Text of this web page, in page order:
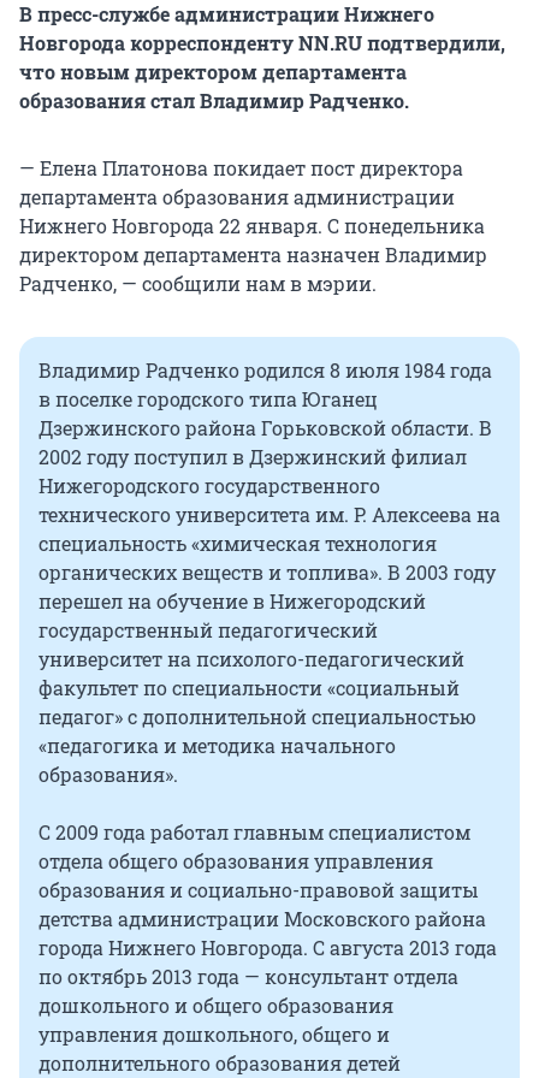
В пресс-службе администрации Нижнего
Новгорода корреспонденту NN.RU подтвердили,
что новым директором департамента
образования стал Владимир Радченко.
— Елена Платонова покидает пост директора
департамента образования администрации
Нижнего Новгорода 22 января. С понедельника
директором департамента назначен Владимир
Радченко, — сообщили нам в мэрии.
Владимир Радченко родился 8 июля 1984 года
в поселке городского типа Юганец
Дзержинского района Горьковской области. В
2002 году поступил в Дзержинский филиал
Нижегородского государственного
технического университета им. Р. Алексеева на
специальность «химическая технология
органических веществ и топлива». В 2003 году
перешел на обучение в Нижегородский
государственный педагогический
университет на психолого-педагогический
факультет по специальности «социальный
педагог» с дополнительной специальностью
«педагогика и методика начального
образования».
С 2009 года работал главным специалистом
отдела общего образования управления
образования и социально-правовой защиты
детства администрации Московского района
города Нижнего Новгорода. С августа 2013 года
по октябрь 2013 года — консультант отдела
дошкольного и общего образования
управления дошкольного, общего и
дополнительного образования детей